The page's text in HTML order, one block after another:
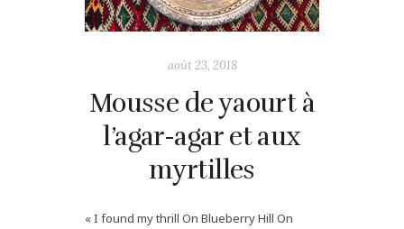
août 23, 2018
Mousse de yaourt à
l’agar-agar et aux
myrtilles
« I found my thrill On Blueberry Hill On